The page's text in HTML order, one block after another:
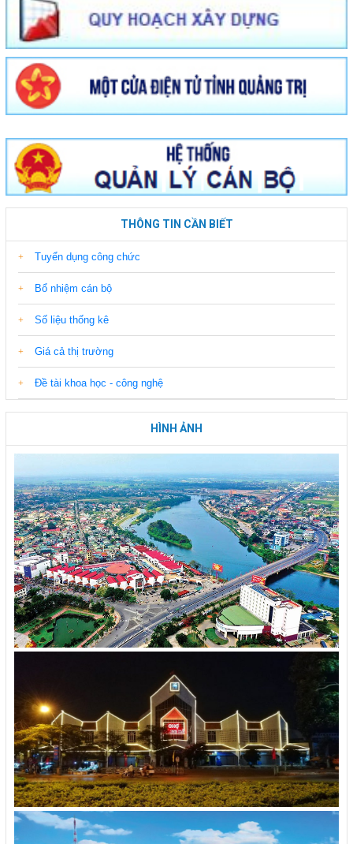
THÔNG TIN CẦN BIẾT
Tuyển dụng công chức
Bổ nhiệm cán bộ
Số liệu thống kê
Giá cả thị trường
Đề tài khoa học - công nghệ
HÌNH ẢNH